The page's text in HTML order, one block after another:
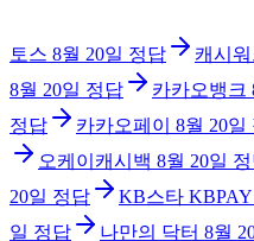
토스 8월 20일 정답 캐시워
8월 20일 정답 카카오뱅크
정답
카카오페이 8월 20일
오케이캐시백 8월 20일
20일 정답 KB스타 KBPAY
일 정답 나만의 닥터 8월